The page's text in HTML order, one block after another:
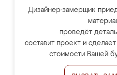
Дизайнер-замерщик
проведёт
составит проект и
стоимости Вашей